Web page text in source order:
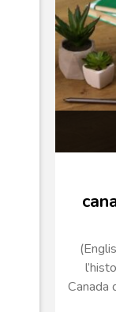
Canada